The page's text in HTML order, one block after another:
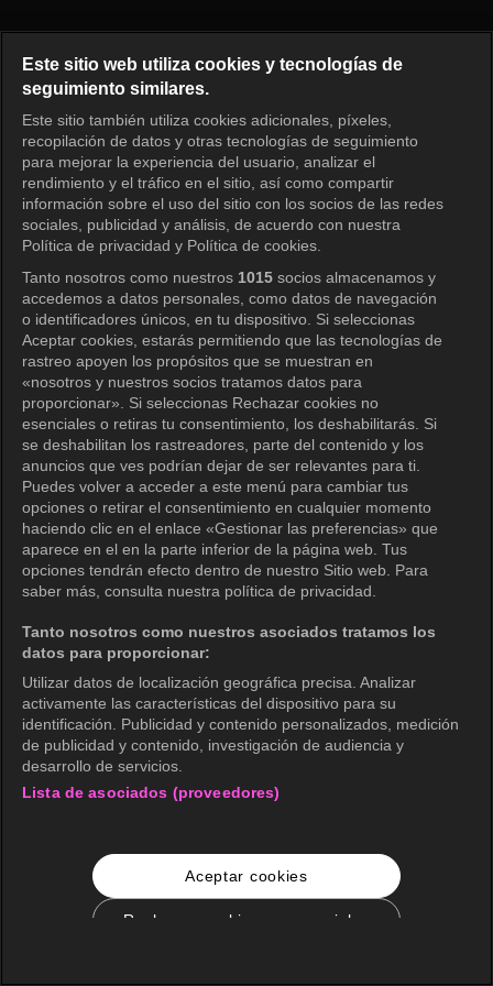
Iniciar sesión
Este sitio web utiliza cookies y tecnologías de
seguimiento similares.
Este sitio también utiliza cookies adicionales, píxeles,
recopilación de datos y otras tecnologías de seguimiento
para mejorar la experiencia del usuario, analizar el
rendimiento y el tráfico en el sitio, así como compartir
información sobre el uso del sitio con los socios de las redes
sociales, publicidad y análisis, de acuerdo con nuestra
Política de privacidad y Política de cookies.
Tanto nosotros como nuestros 1015 socios almacenamos y
accedemos a datos personales, como datos de navegación
o identificadores únicos, en tu dispositivo. Si seleccionas
Aceptar cookies, estarás permitiendo que las tecnologías de
rastreo apoyen los propósitos que se muestran en
«nosotros y nuestros socios tratamos datos para
proporcionar». Si seleccionas Rechazar cookies no
esenciales o retiras tu consentimiento, los deshabilitarás. Si
se deshabilitan los rastreadores, parte del contenido y los
anuncios que ves podrían dejar de ser relevantes para ti.
Puedes volver a acceder a este menú para cambiar tus
opciones o retirar el consentimiento en cualquier momento
haciendo clic en el enlace «Gestionar las preferencias» que
aparece en el en la parte inferior de la página web. Tus
opciones tendrán efecto dentro de nuestro Sitio web. Para
saber más, consulta nuestra política de privacidad.
Tanto nosotros como nuestros asociados tratamos los
datos para proporcionar:
Utilizar datos de localización geográfica precisa. Analizar
activamente las características del dispositivo para su
identificación. Publicidad y contenido personalizados, medición
de publicidad y contenido, investigación de audiencia y
desarrollo de servicios.
Lista de asociados (proveedores)
Aceptar cookies
Rechazar cookies no esenciales